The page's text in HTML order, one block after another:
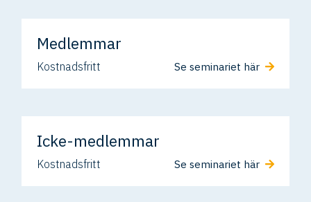
Medlemmar
Kostnadsfritt Se seminariet här
Icke-medlemmar
Kostnadsfritt Se seminariet här